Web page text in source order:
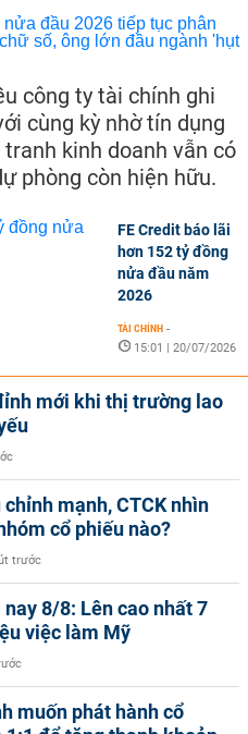
công ty tài chính ghi
cùng kỳ nhờ tín dụng
kinh doanh vẫn có
phòng còn hiện hữu.
FE Credit báo lãi
hơn 152 tỷ đồng
nửa đầu năm
2026
TÀI CHÍNH -
15:01 | 20/07/2026
mới khi thị trường lao
mạnh, CTCK nhìn
cổ phiếu nào?
trước
8/8: Lên cao nhất 7
việc làm Mỹ
muốn phát hành cổ